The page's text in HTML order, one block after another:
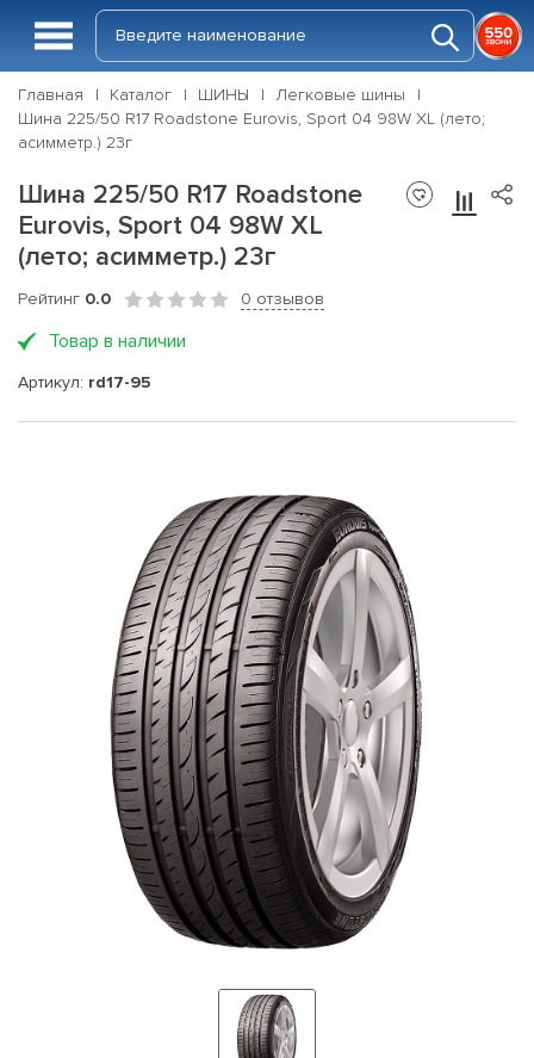
Главная Каталог ШИНЫ
Легковые шины
Шина 225/50 R17 Roadstone Eurovis, Sport 04 98W XL (лето;
асимметр.) 23г
Шина 225/50 R17 Roadstone
Eurovis, Sport 04 98W XL
(лето; асимметр.) 23г
Рейтинг 0.0 0 отзывов
Товар в наличии
Артикул: rd17-95